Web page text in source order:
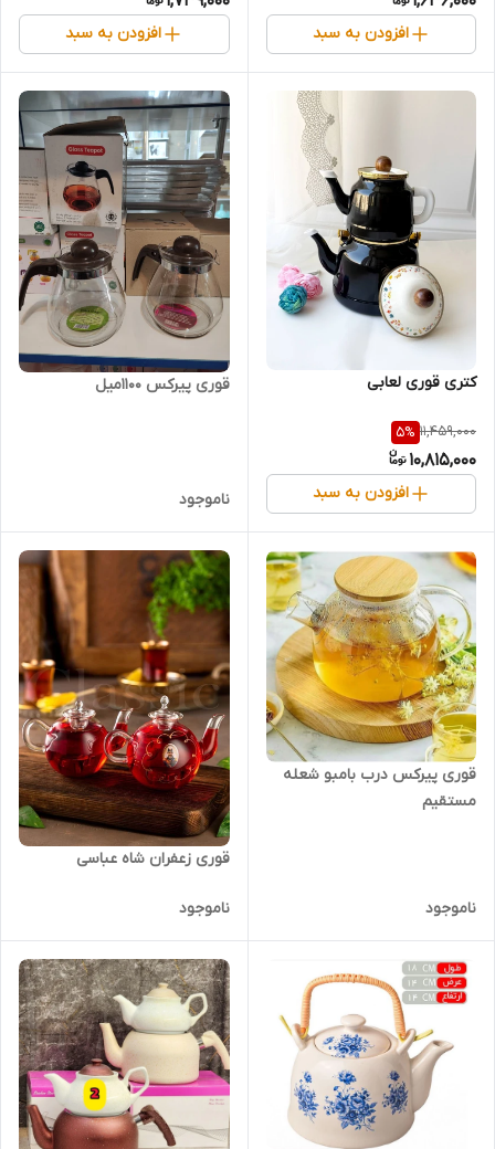
افزودن به سبد افزودن به سبد
کتری قوری لعابی
11,459,000
5%
10,815,000
افزودن به سبد
قوری پیرکس 1100میل
ناموجود
قوری پیرکس درب بامبو شعله
مستقیم
ناموجود
قوری زعفران شاه عباسی
ناموجود